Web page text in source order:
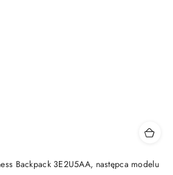
Backpack 3E2U5AA, następca modelu